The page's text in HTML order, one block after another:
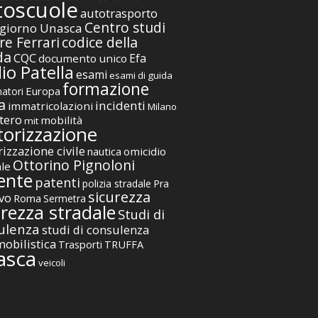
autotrasporto
Unasca Centro studi
Ferraricodice della
CQCdocumento unico Efa
Patella esami esami di guida
Europa formazione
immatricolazioni incidenti Milano
mit mobilità
civile nautica omicidio
Ottorino Pignoloni
patenti polizia stradale Pra
Roma Sermetra sicurezza
stradaleStudi di
studi di consulenza
Trasporti TRUFFA
veicoli